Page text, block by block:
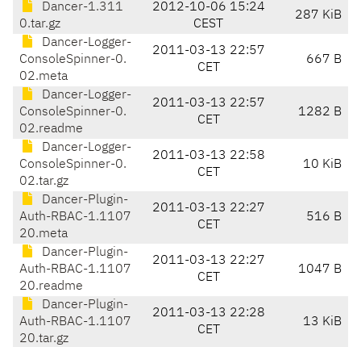
Dancer-1.311
0.tar.gz
2012-10-06 15:24
CEST
287 KiB
Dancer-Logger-
ConsoleSpinner-0.
02.meta
2011-03-13 22:57
CET
667 B
Dancer-Logger-
ConsoleSpinner-0.
02.readme
2011-03-13 22:57
CET
1282 B
Dancer-Logger-
ConsoleSpinner-0.
02.tar.gz
2011-03-13 22:58
CET
10 KiB
Dancer-Plugin-
Auth-RBAC-1.1107
20.meta
2011-03-13 22:27
CET
516 B
Dancer-Plugin-
Auth-RBAC-1.1107
20.readme
2011-03-13 22:27
CET
1047 B
Dancer-Plugin-
Auth-RBAC-1.1107
20.tar.gz
2011-03-13 22:28
CET
13 KiB